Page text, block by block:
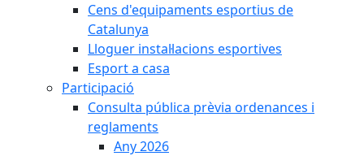
Cens d'equipaments esportius de
Catalunya
Lloguer instal·lacions esportives
Esport a casa
Participació
Consulta pública prèvia ordenances i
reglaments
Any 2026